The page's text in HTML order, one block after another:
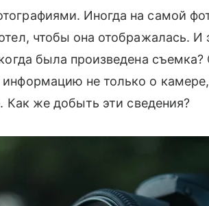
Иногда на самой
чтобы она отображалась.
была произведена съемка?
не только о
Как же добыть эти сведения?